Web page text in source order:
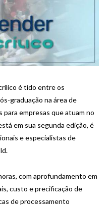
é tido entre os
graduação na área de
empresas que atuam no
em sua segunda edição, é
e especialistas de
com aprofundamento em
custo e precificação de
de processamento